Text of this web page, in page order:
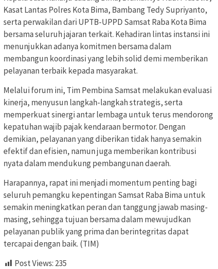
Kasat Lantas Polres Kota Bima, Bambang Tedy Supriyanto,
serta perwakilan dari UPTB-UPPD Samsat Raba Kota Bima
bersama seluruh jajaran terkait. Kehadiran lintas instansi ini
menunjukkan adanya komitmen bersama dalam
membangun koordinasi yang lebih solid demi memberikan
pelayanan terbaik kepada masyarakat.
Melalui forum ini, Tim Pembina Samsat melakukan evaluasi
kinerja, menyusun langkah-langkah strategis, serta
memperkuat sinergi antar lembaga untuk terus mendorong
kepatuhan wajib pajak kendaraan bermotor. Dengan
demikian, pelayanan yang diberikan tidak hanya semakin
efektif dan efisien, namun juga memberikan kontribusi
nyata dalam mendukung pembangunan daerah.
Harapannya, rapat ini menjadi momentum penting bagi
seluruh pemangku kepentingan Samsat Raba Bima untuk
semakin meningkatkan peran dan tanggung jawab masing-
masing, sehingga tujuan bersama dalam mewujudkan
pelayanan publik yang prima dan berintegritas dapat
tercapai dengan baik. (TIM)
Post Views: 235